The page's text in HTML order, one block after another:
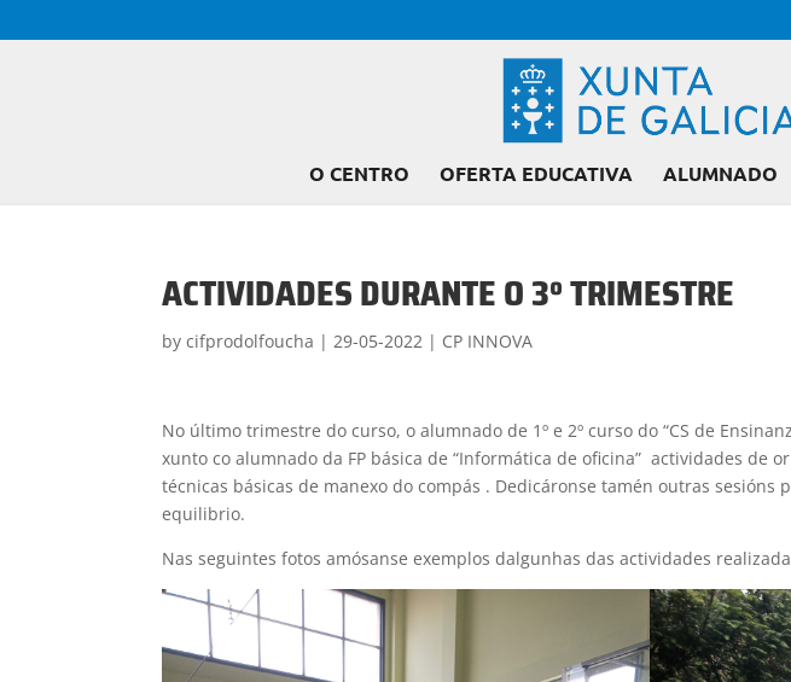
O CENTRO OFERTA EDUCATIVA ALUMNADO
ACTIVIDADES DURANTE O 3º TRIMESTRE
bycifprodolfoucha |29-05-2022 | CP INNOVA
No último trimestre do curso, o alumnado de 1º e 2º curso do “CS de
xunto co alumnado da FP básica de “Informática de oficina” actividades de
técnicas básicas de manexo do compás . Dedicáronse tamén outras sesións
equilibrio.
Nas seguintes fotos amósanse exemplos dalgunhas das actividades